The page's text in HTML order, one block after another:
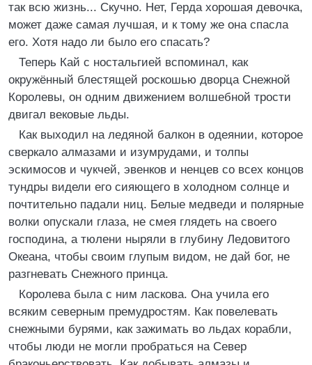
так всю жизнь... Скучно. Нет, Герда хорошая девочка,
может даже самая лучшая, и к тому же она спасла
его. Хотя надо ли было его спасать?
Теперь Кай с ностальгией вспоминал, как
окружённый блестящей роскошью дворца Снежной
Королевы, он одним движением волшебной трости
двигал вековые льды.
Как выходил на ледяной балкон в одеянии, которое
сверкало алмазами и изумрудами, и толпы
эскимосов и чукчей, эвенков и ненцев со всех концов
тундры видели его сияющего в холодном солнце и
почтительно падали ниц. Белые медведи и полярные
волки опускали глаза, не смея глядеть на своего
господина, а тюлени ныряли в глубину Ледовитого
Океана, чтобы своим глупым видом, не дай бог, не
разгневать Снежного принца.
Королева была с ним ласкова. Она учила его
всяким северным премудростям. Как повелевать
снежными бурями, как зажимать во льдах корабли,
чтобы люди не могли пробраться на Север